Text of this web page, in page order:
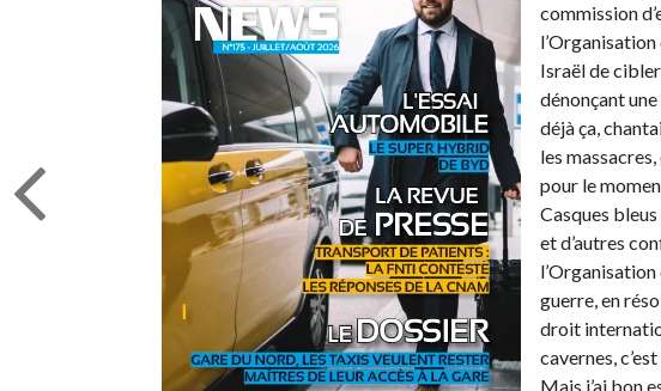
commission
Israël de
dénonçant
déjà ça,
les
pour le
Casques
et d’autres
guerre, en
droit
cavernes,
Mais j’ai bon